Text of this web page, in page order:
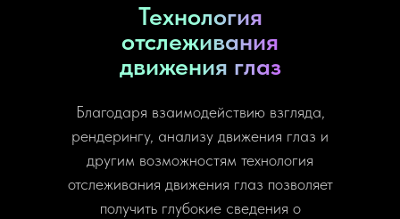
Благодаря взаимодействию взгляда,
рендерингу, анализу движения глаз и
другим возможностям технология
отслеживания движения глаз позволяет
получить глубокие сведения о
Технология
отслеживания
движения глаз